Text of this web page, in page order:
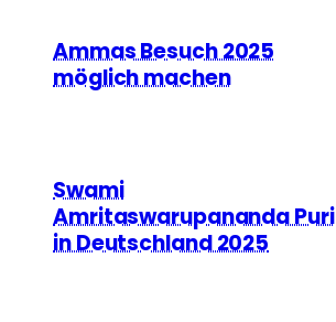
Ammas Besuch 2025
möglich machen
Swami
Amritaswarupananda Puri
in Deutschland 2025